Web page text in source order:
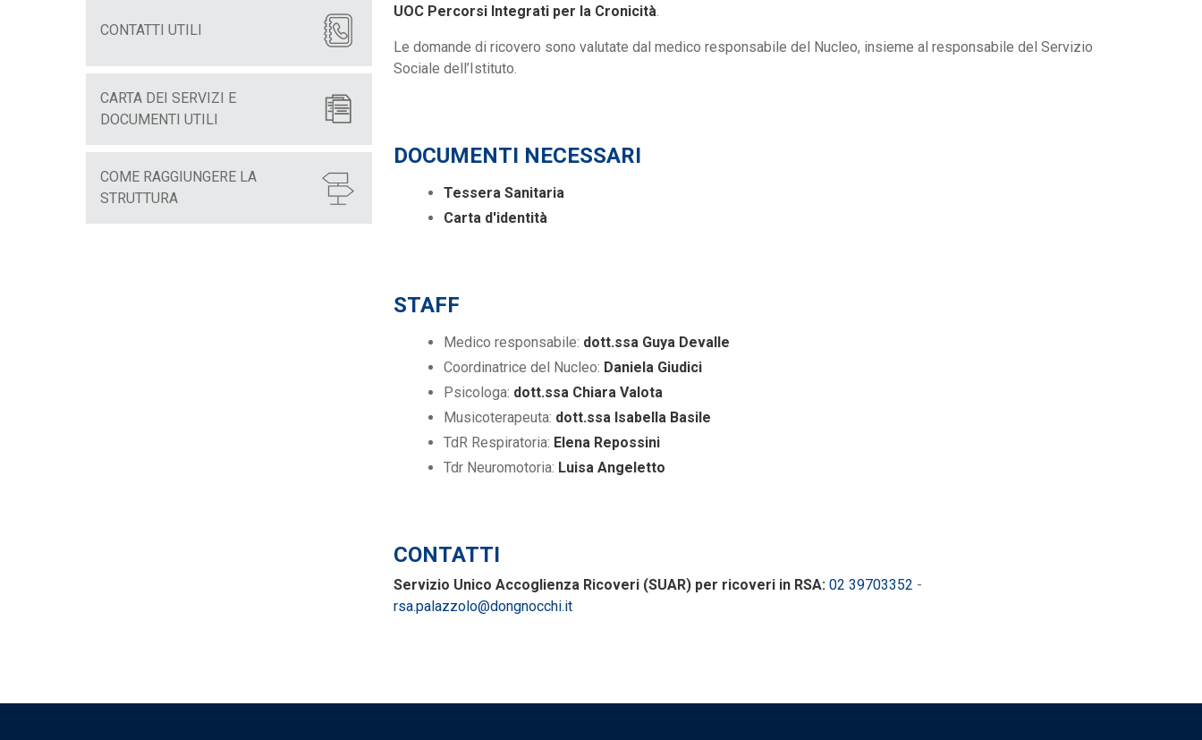
CONTATTI UTILI
CARTA DEI SERVIZI E
DOCUMENTI UTILI
COME RAGGIUNGERE LA
STRUTTURA
UOC Percorsi Integrati per la Cronicità.
Le domande di ricovero sono valutate dal medico responsabile del Nucleo, insieme al responsabile del Servizio
Sociale dell’Istituto.
DOCUMENTI NECESSARI
Tessera Sanitaria
Carta d'identità
STAFF
Medico responsabile: dott.ssa Guya Devalle
Coordinatrice del Nucleo: Daniela Giudici
Psicologa: dott.ssa Chiara Valota
Musicoterapeuta: dott.ssa Isabella Basile
TdR Respiratoria: Elena Repossini
Tdr Neuromotoria: Luisa Angeletto
CONTATTI
Servizio Unico Accoglienza Ricoveri (SUAR) per ricoveri in RSA: 02 39703352 -
rsa.palazzolo@dongnocchi.it